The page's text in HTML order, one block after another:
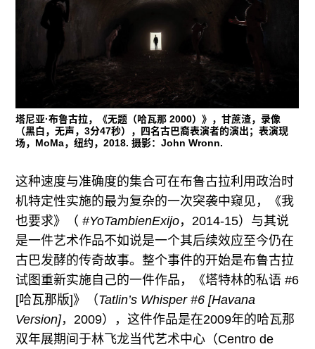
塔尼亚·布鲁古拉，《无题（哈瓦那 2000）》，甘蔗渣，录像
（黑白，无声，3分47秒），四名古巴裔表演者的演出；表演现
场，MoMa，纽约，2018. 摄影：John Wronn.
这种速度与准确度的集合可在布鲁古拉利用政治时
机特定性实施的最为复杂的一次突袭中窥见，《我
也要求》（#YoTambienExijo，2014-15）与其说
是一件艺术作品不如说是一个其后续效应至今仍在
古巴发酵的传奇故事。整个事件的开始是布鲁古拉
试图重新实施自己的一件作品，《塔特林的私语 #6
[哈瓦那版]》（Tatlin’s Whisper #6 [Havana
Version]，2009），这件作品是在2009年的哈瓦那
双年展期间于林飞龙当代艺术中心（Centro de